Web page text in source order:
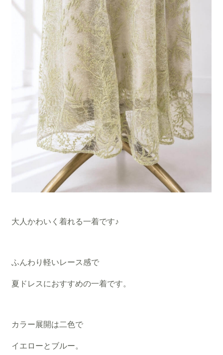
大人かわいく着れる一着です♪
ふんわり軽いレース感で
夏ドレスにおすすめの一着です。
カラー展開は二色で
イエローとブルー。